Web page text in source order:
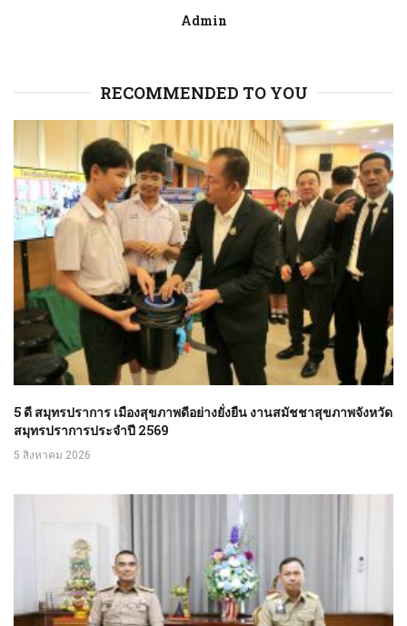
Admin
RECOMMENDED TO YOU
5 ดี สมุทรปราการ เมืองสุขภาพดีอย่างยั่งยืน งานสมัชชาสุขภาพจังหวัด
สมุทรปราการประจำปี 2569
5 สิงหาคม 2026